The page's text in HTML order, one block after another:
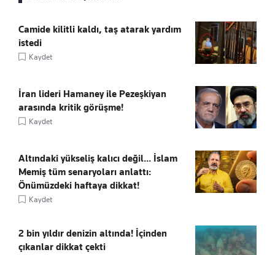
Camide kilitli kaldı, taş atarak yardım
istedi
Kaydet
İran lideri Hamaney ile Pezeşkiyan
arasında kritik görüşme!
Kaydet
Altındaki yükseliş kalıcı değil... İslam
Memiş tüm senaryoları anlattı:
Önümüzdeki haftaya dikkat!
Kaydet
2 bin yıldır denizin altında! İçinden
çıkanlar dikkat çekti